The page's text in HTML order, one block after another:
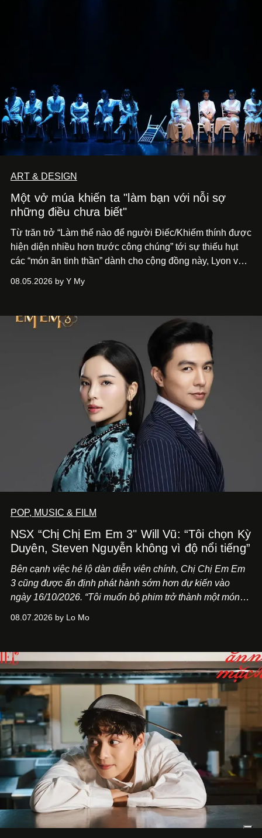
ART & DESIGN
Một vở múa khiến ta "làm bạn với nỗi sợ
những điều chưa biết"
Từ trăn trở “Làm thế nào để người Điếc/Khiếm thính được
hiện diện nhiều hơn trước công chúng” tới sự thiếu hụt
các “món ăn tinh thần” dành cho cộng đồng này, Lyon và
phẩm múa đương đại thành hiện thực, mang tên Lắng
08.05.2026 by Y My
POP, MUSIC & FILM
NSX “Chị Chị Em Em 3" Will Vũ: “Tôi chọn Kỳ
Duyên, Steven Nguyễn không vì độ nổi tiếng”
Bên cạnh việc hé lộ dàn diễn viên chính, Chị Chị Em Em
3 cũng được ấn định phát hành sớm hơn dự kiến vào
ngày 16/10/2026. “Tôi muốn bộ phim trở thành một món
Việt Nam”, NSX Will Vũ cho biết.
08.07.2026 by Lo Mo